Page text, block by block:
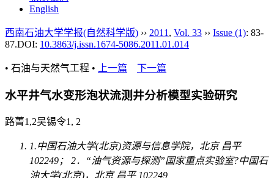
English
西南石油大学学报(自然科学版) ›› 2011 , Vol. 33 ›› Issue (1): 83-
87.DOI: 10.3863/j.issn.1674-5086.2011.01.014
• 石油与天然气工程 • 上一篇 下一篇
水平井气水变形泡状流测井分析模型实验研究
路菁1,2吴锡令1, 2
1.中国石油大学(北京)资源与信息学院，北京 昌平
102249； 2．“油气资源与探测”国家重点实验室?中国石
油大学(北京)，北京 昌平 102249